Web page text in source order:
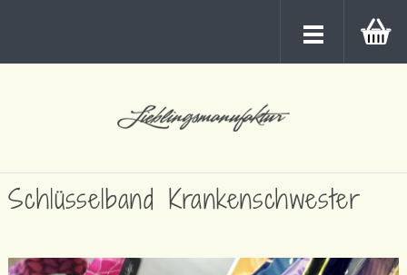
Schlüsselband Krankenschwester